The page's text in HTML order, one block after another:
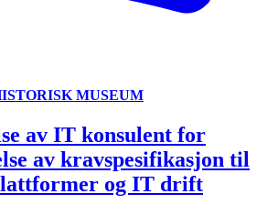
MUSEUM
av IT konsulent for
av kravspesifikasjon til
og IT drift